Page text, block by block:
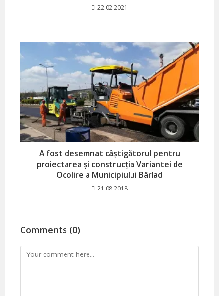
22.02.2021
A fost desemnat câștigătorul pentru
proiectarea și construcția Variantei de
Ocolire a Municipiului Bârlad
21.08.2018
Comments (0)
Comment